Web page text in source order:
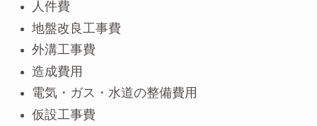
人件費
地盤改良工事費
外溝工事費
造成費用
電気・ガス・水道の整備費用
仮設工事費